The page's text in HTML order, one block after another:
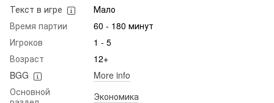
Текст в игре
Мало
Время партии
60 - 180 минут
Игроков
1 - 5
Возраст
12+
BGG
More info
Основной
Экономика